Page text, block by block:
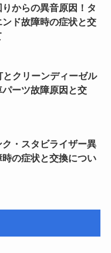
りからの異音原因！タ
ンド故障時の症状と交
とクリーンディーゼル
ーツ故障原因と交
ク・スタビライザー異
の症状と交換につい